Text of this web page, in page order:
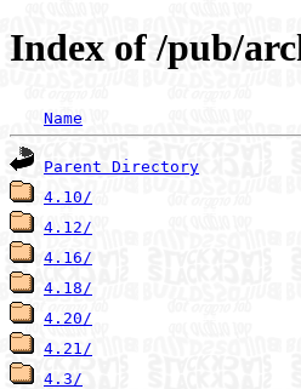
Index of /pub/
Name
Parent Directory
4.10/
4.12/
4.16/
4.18/
4.20/
4.21/
4.3/